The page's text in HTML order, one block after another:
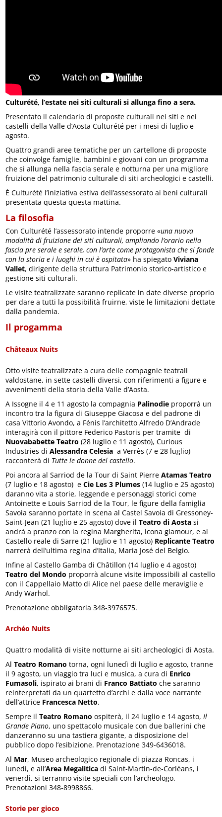
Culturété, l’estate nei siti culturali si allunga fino a sera.
Presentato il calendario di proposte culturali nei siti e nei
castelli della Valle d’Aosta Culturété per i mesi di luglio e
agosto.
Quattro grandi aree tematiche per un cartellone di proposte
che coinvolge famiglie, bambini e giovani con un programma
che si allunga nella fascia serale e notturna per una migliore
fruizione del patrimonio culturale di siti archeologici e castelli.
È Culturété l’iniziativa estiva dell’assessorato ai beni culturali
presentata questa questa mattina.
La filosofia
Con Culturété l’assessorato intende proporre «una nuova
modalità di fruizione dei siti culturali, ampliando l’orario nella
fascia pre serale e serale, con l’arte come protagonista che si fonde
con la storia e i luoghi in cui è ospitata» ha spiegatoViviana
Vallet, dirigente della struttura Patrimonio storico-artistico e
gestione siti culturali.
Le visite teatralizzate saranno replicate in date diverse proprio
per dare a tutti la possibilità fruirne, viste le limitazioni dettate
dalla pandemia.
Il progamma
Châteaux Nuits
Otto visite teatralizzate a cura delle compagnie teatrali
valdostane, in sette castelli diversi, con riferimenti a figure e
avvenimenti della storia della Valle d’Aosta.
A Issogne il 4 e 11 agosto la compagnia Palinodie proporrà un
incontro tra la figura di Giuseppe Giacosa e del padrone di
casa Vittorio Avondo, a Fénis l’architetto Alfredo D’Andrade
interagirà con il pittore Federico Pastoris per tramite di
Nuovababette Teatro (28 luglio e 11 agosto), Curious
Industries diAlessandra Celesia a Verrès (7 e 28 luglio)
racconterà di Tutte le donne del castello.
Poi ancora al Sarriod de la Tour di Saint PierreAtamas Teatro
(7 luglio e 18 agosto) eCie Les 3 Plumes (14 luglio e 25 agosto)
daranno vita a storie, leggende e personaggi storici come
Antoinette e Louis Sarriod de la Tour, le figure della famiglia
Savoia saranno portate in scena al Castel Savoia di Gressoney-
Saint-Jean (21 luglio e 25 agosto) dove ilTeatro di Aosta si
andrà a pranzo con la regina Margherita, icona glamour, e al
Castello reale di Sarre (21 luglio e 11 agosto) Replicante Teatro
narrerà dell’ultima regina d’Italia, Maria José del Belgio.
Infine al Castello Gamba di Châtillon (14 luglio e 4 agosto)
Teatro del Mondo proporrà alcune visite impossibili al castello
con il Cappellaio Matto di Alice nel paese delle meraviglie e
Andy Warhol.
Prenotazione obbligatoria 348-3976575.
Archéo Nuits
Quattro modalità di visite notturne ai siti archeologici di Aosta.
AlTeatro Romano torna, ogni lunedì di luglio e agosto, tranne
il 9 agosto, un viaggio tra luci e musica, a cura di Enrico
Fumasoli, ispirato ai brani di Franco Battiato che saranno
reinterpretati da un quartetto d’archi e dalla voce narrante
dell’attrice Francesca Netto.
Sempre ilTeatro Romano ospiterà, il 24 luglio e 14 agosto, Il
Grande Piano, uno spettacolo musicale con due ballerini che
danzeranno su una tastiera gigante, a disposizione del
pubblico dopo l’esibizione. Prenotazione 349-6436018.
Al Mar, Museo archeologico regionale di piazza Roncas, i
lunedì, e all’Area Megalitica di Saint-Martin-de-Corléans, i
venerdì, si terranno visite speciali con l’archeologo.
Prenotazioni 348-8998866.
Storie per gioco